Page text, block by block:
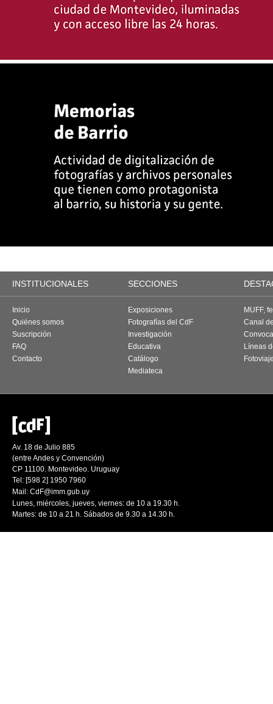
INSTITUCIONALES SECCIONES
Inicio
Quiénes somos
Suscripción
FAQ
Contacto
Exposiciones
Fotografías del CdF
Investigación
Educativa
Catálogo
Mediateca
MUFF,
Canal
Líneas
Av. 18 de Julio 885
(entre Andes y Convención)
CP 11100. Montevideo. Uruguay
Tel: [598 2] 1950 7960
Mail: CdF@imm.gub.uy
Lunes, miércoles, jueves, viernes: de 10 a 19.30 h.
Martes: de 10 a 21 h. Sábados de 9.30 a 14.30 h.